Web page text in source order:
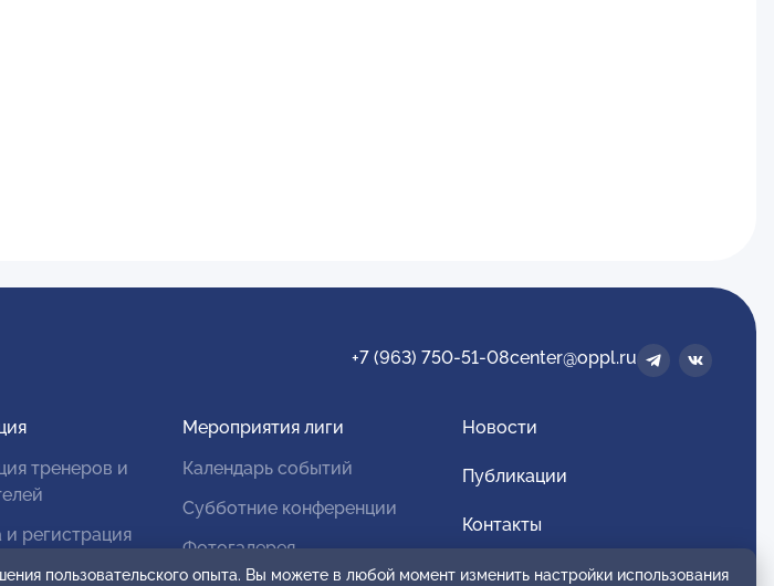
+7 (963) 750-51-08center@oppl.ru
тренеров и
и регистрация
Мероприятия лиги
Календарь событий
Субботние конференции
Фотогалерея
Новости
Публикации
Контакты
Для спонсоров и партнеров
пользовательского опыта. Вы можете в любой момент изменить настройки использования